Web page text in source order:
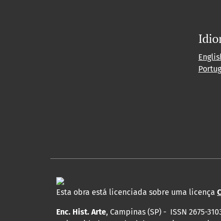
Esta obra está licenciada sobre uma licença
Enc. Hist. Arte, Campinas (SP) - ISSN 2675-